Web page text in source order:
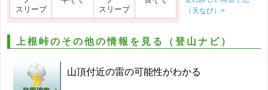
スリーブ
スリーブ
（天なび）>
上根峠のその他の情報を見る（登山ナビ）
山頂付近の雷の可能性がわかる